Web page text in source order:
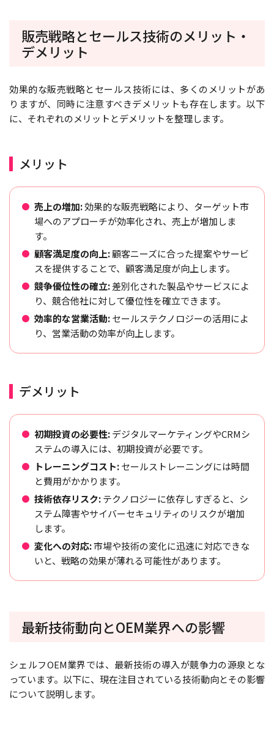
販売戦略とセールス技術のメリット・
デメリット
効果的な販売戦略とセールス技術には、多くのメリットがあ
りますが、同時に注意すべきデメリットも存在します。以下
に、それぞれのメリットとデメリットを整理します。
メリット
売上の増加:効果的な販売戦略により、ターゲット市
場へのアプローチが効率化され、売上が増加しま
す。
顧客満足度の向上:顧客ニーズに合った提案やサービ
スを提供することで、顧客満足度が向上します。
競争優位性の確立:差別化された製品やサービスによ
り、競合他社に対して優位性を確立できます。
効率的な営業活動:セールステクノロジーの活用によ
り、営業活動の効率が向上します。
デメリット
初期投資の必要性:デジタルマーケティングやCRMシ
ステムの導入には、初期投資が必要です。
トレーニングコスト:セールストレーニングには時間
と費用がかかります。
技術依存リスク:テクノロジーに依存しすぎると、シ
ステム障害やサイバーセキュリティのリスクが増加
します。
変化への対応:市場や技術の変化に迅速に対応できな
いと、戦略の効果が薄れる可能性があります。
最新技術動向とOEM業界への影響
シェルフOEM業界では、最新技術の導入が競争力の源泉とな
っています。以下に、現在注目されている技術動向とその影響
について説明します。